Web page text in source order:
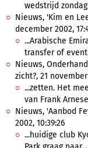
wedstrijd
Nieuws, 'Kim en
december 2002,
...Arabische
transfer of
Nieuws,
zicht?, 21
...zetten. Het
van Frank
Nieuws, 'Aanbod
2002, 10:39:26
...huidige club